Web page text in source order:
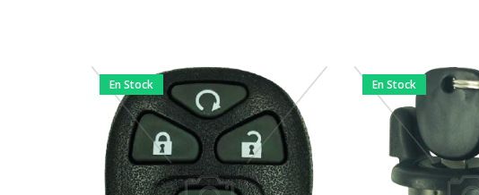
En Stock En Stock